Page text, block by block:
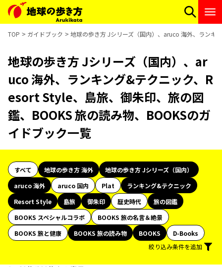
TOP ガイドブック 地球の歩き方 Jシリーズ（国内）、aruco 海外、ランキ
地球の歩き方 Jシリーズ（国内）、ar
uco 海外、ランキング&テクニック、R
esort Style、島旅、御朱印、旅の図
鑑、BOOKS 旅の読み物、BOOKSのガ
イドブック一覧
すべて 地球の歩き方 海外
地球の歩き方 Jシリーズ（国内）
aruco 海外
aruco 国内 Plat
ランキング&テクニック
Resort Style
島旅 御朱印 歴史時代
旅の図鑑
BOOKS スペシャルコラボ
BOOKS 旅の名言＆絶景
BOOKS 旅と健康
BOOKS 旅の読み物 BOOKS
D-Books
絞り込み条件を追加